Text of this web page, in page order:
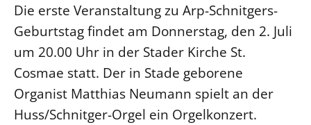
Die erste Veranstaltung zu Arp-Schnitgers-
Geburtstag findet am Donnerstag, den 2. Juli
um 20.00 Uhr in der Stader Kirche St.
Cosmae statt. Der in Stade geborene
Organist Matthias Neumann spielt an der
Huss/Schnitger-Orgel ein Orgelkonzert.
Gleichstellung
Datenschutz
Geschäftsstelle Landessynode
LANDESSYNODE
27. Landessynode